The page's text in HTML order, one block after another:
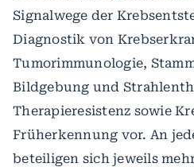
Signalwege der
Diagnostik von
Tumorimmunologie,
Bildgebung und
Therapieresistenz sowie
Früherkennung vor. An
beteiligen sich jeweils